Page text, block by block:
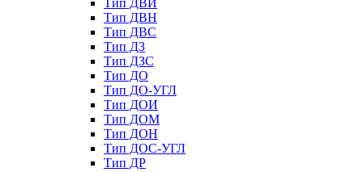
Тип ДВИ
Тип ДВН
Тип ДВС
Тип ДЗ
Тип ДЗС
Тип ДО
Тип ДО-УГЛ
Тип ДОИ
Тип ДОМ
Тип ДОН
Тип ДОС-УГЛ
Тип ДР